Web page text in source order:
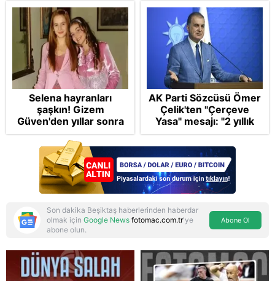
Selena hayranları
şaşkın! Gizem
Güven'den yıllar sonra
gelen Cansu Demirci
itirafı! "Konuşmuyoruz"
AK Parti Sözcüsü Ömer
Çelik'ten "Çerçeve
Yasa" mesajı: "2 yıllık
sürecin en önemli
aşamasındayız"
Son dakika Beşiktaş haberlerinden haberdar
olmak için Google News fotomac.com.tr'ye
abone olun.
Abone Ol